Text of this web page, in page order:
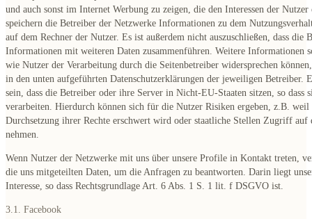
und auch sonst im Internet Werbung zu zeigen, die den Interessen der
speichern die Betreiber der Netzwerke Informationen zu dem
auf dem Rechner der Nutzer. Es ist außerdem nicht auszuschließen, dass die
Informationen mit weiteren Daten zusammenführen. Weitere Informationen
wie Nutzer der Verarbeitung durch die Seitenbetreiber widersprechen
in den unten aufgeführten Datenschutzerklärungen der jeweiligen Betreiber.
sein, dass die Betreiber oder ihre Server in Nicht-EU-Staaten sitzen, so dass
verarbeiten. Hierdurch können sich für die Nutzer Risiken ergeben, z.B. weil
Durchsetzung ihrer Rechte erschwert wird oder staatliche Stellen Zugriff auf
nehmen.
Wenn Nutzer der Netzwerke mit uns über unsere Profile in Kontakt treten,
die uns mitgeteilten Daten, um die Anfragen zu beantworten. Darin liegt
Interesse, so dass Rechtsgrundlage Art. 6 Abs. 1 S. 1 lit. f DSGVO ist.
3.1. Facebook